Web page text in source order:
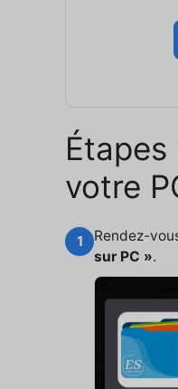
votre
1 Rendez-
sur PC ».